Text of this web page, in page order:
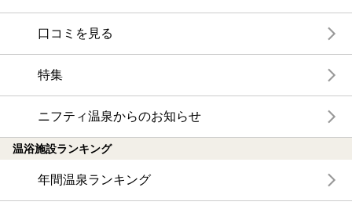
口コミを見る
特集
ニフティ温泉からのお知らせ
温浴施設ランキング
年間温泉ランキング